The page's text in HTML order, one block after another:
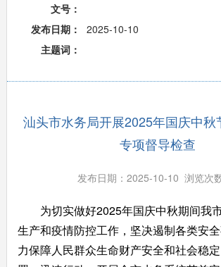
文号：
发布日期：
2025-10-10
主题词：
汕头市水务局开展2025年国庆中秋
专项督导检查
发布日期：2025-10-10 浏览次
为切实做好2025年国庆中秋期间我
生产和疫情防控工作，坚决遏制各类安
力保障人民群众生命财产安全和社会稳